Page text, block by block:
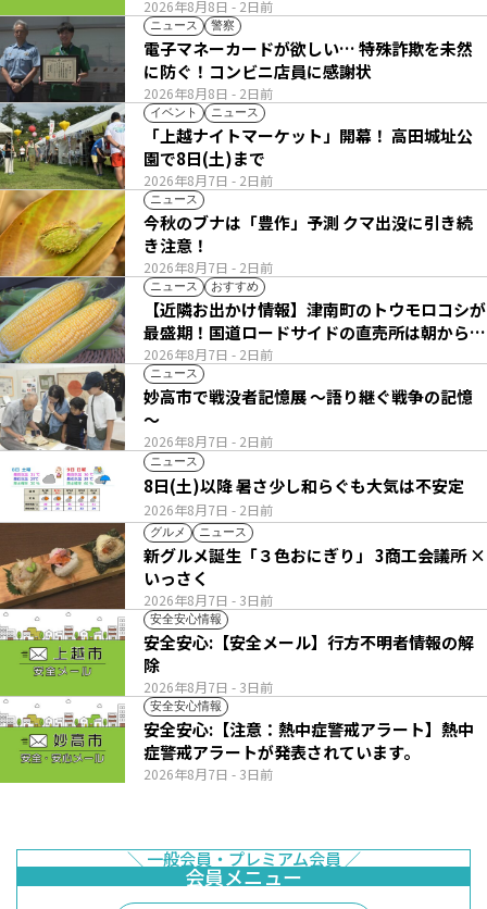
2026年8月8日 - 2日前
ニュース 警察
2026年8月8日 - 2日前
電子マネーカードが欲しい… 特殊詐欺を未然
に防ぐ！コンビニ店員に感謝状
イベント ニュース
2026年8月7日 - 2日前
「上越ナイトマーケット」開幕！ 高田城址公
園で8日(土)まで
ニュース
2026年8月7日 - 2日前
今秋のブナは「豊作」予測 クマ出没に引き続
き注意！
ニュース おすすめ
2026年8月7日 - 2日前
【近隣お出かけ情報】津南町のトウモロコシが
最盛期！国道ロードサイドの直売所は朝から長
い列
ニュース
2026年8月7日 - 2日前
妙高市で戦没者記憶展 ～語り継ぐ戦争の記憶
～
ニュース
2026年8月7日 - 2日前
8日(土)以降 暑さ少し和らぐも大気は不安定
グルメ ニュース
2026年8月7日 - 3日前
新グルメ誕生「３色おにぎり」 3商工会議所 ×
いっさく
安全安心情報
2026年8月7日 - 3日前
安全安心:【安全メール】行方不明者情報の解
除
安全安心情報
2026年8月7日 - 3日前
安全安心:【注意：熱中症警戒アラート】熱中
症警戒アラートが発表されています。